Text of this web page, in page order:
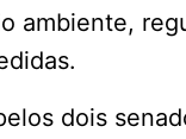
ambiente,
dois